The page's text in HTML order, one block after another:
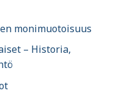
monimuotoisuus
– Historia,